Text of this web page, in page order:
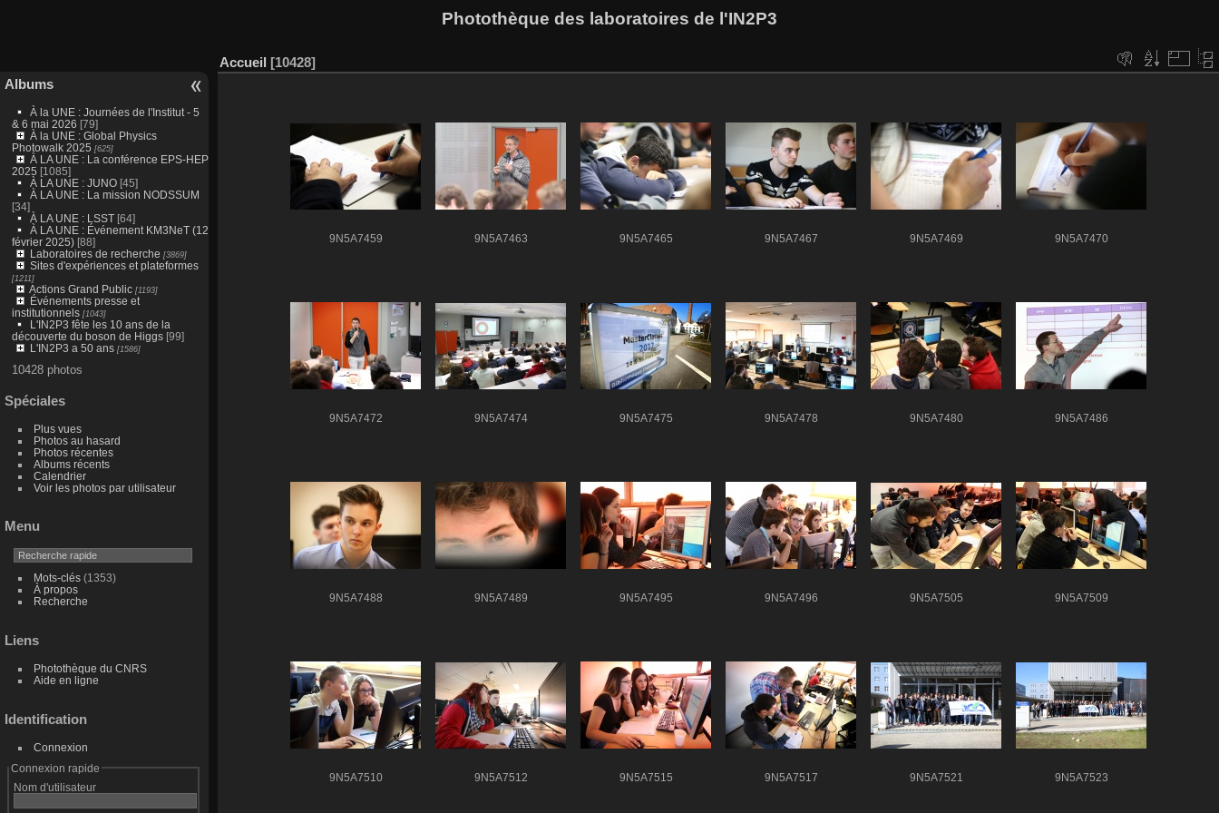
Photothèque des laboratoires de l'IN2P3
Albums
À la UNE : Journées de l'Institut - 5
& 6 mai 2026 [79]
À la UNE : Global Physics
Photowalk 2025 [625]
À LA UNE : La conférence EPS-HEP
2025 [1085]
À LA UNE : JUNO [45]
À LA UNE : La mission NODSSUM
[34]
À LA UNE : LSST[64]
À LA UNE : Événement KM3NeT (12
février 2025)[88]
Laboratoires de recherche [3869]
Sites d'expériences et plateformes
[1211]
Actions Grand Public[1193]
Événements presse et
institutionnels[1043]
L'IN2P3 fête les 10 ans de la
découverte du boson de Higgs[99]
L'IN2P3 a 50 ans[1586]
10428 photos
Spéciales
Plus vues
Photos au hasard
Photos récentes
Albums récents
Calendrier
Voir les photos par utilisateur
Menu
Mots-clés(1353)
À propos
Recherche
Liens
Photothèque du CNRS
Aide en ligne
Identification
Connexion
Connexion rapide
Nom d'utilisateur
Accueil 10428
9N5A7459 9N5A7463 9N5A7465 9N5A7467 9N5A7469 9N5A7470
9N5A7472 9N5A7474 9N5A7475 9N5A7478 9N5A7480 9N5A7486
9N5A7488 9N5A7489 9N5A7495 9N5A7496 9N5A7505 9N5A7509
9N5A7510 9N5A7512 9N5A7515 9N5A7517 9N5A7521 9N5A7523